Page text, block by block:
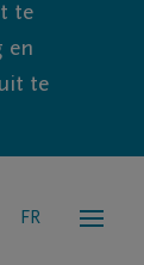
te
en
te
FR